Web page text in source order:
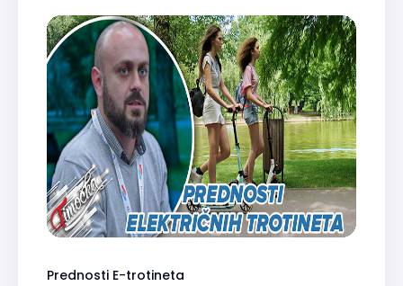
Prednosti E-trotineta